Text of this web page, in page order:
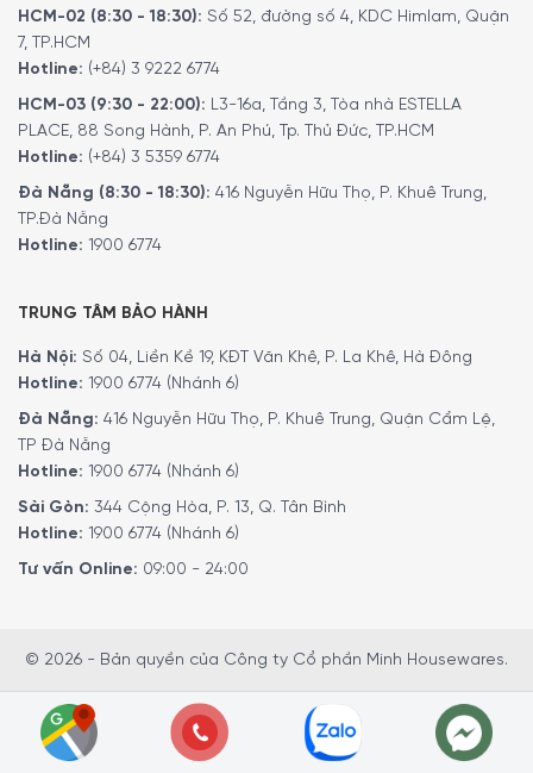
HCM-02 (8:30 - 18:30): Số 52, đường số 4, KDC Himlam, Quận
7, TP.HCM
Hotline: (+84) 3 9222 6774
HCM-03 (9:30 - 22:00): L3-16a, Tầng 3, Tòa nhà ESTELLA
PLACE, 88 Song Hành, P. An Phú, Tp. Thủ Đức, TP.HCM
Hotline: (+84) 3 5359 6774
Đà Nẵng (8:30 - 18:30): 416 Nguyễn Hữu Thọ, P. Khuê Trung,
TP.Đà Nẵng
Hotline: 1900 6774
TRUNG TÂM BẢO HÀNH
Hà Nội: Số 04, Liền Kề 19, KĐT Văn Khê, P. La Khê, Hà Đông
Hotline: 1900 6774 (Nhánh 6)
Đà Nẵng: 416 Nguyễn Hữu Thọ, P. Khuê Trung, Quận Cẩm Lệ,
TP Đà Nẵng
Hotline: 1900 6774 (Nhánh 6)
Sài Gòn: 344 Cộng Hòa, P. 13, Q. Tân Bình
Hotline: 1900 6774 (Nhánh 6)
Tư vấn Online: 09:00 - 24:00
© 2026 - Bản quyền của Công ty Cổ phần Minh Housewares.